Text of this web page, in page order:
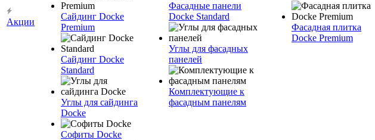
Акции
Сайдинг Docke
Premium
Сайдинг Docke
Standard
Углы для сайдинга
Docke
Софиты Docke
Фасадные панели
Docke Standard
Углы для фасадных
панелей
Комплектующие к
фасадным панелям
Фасадная плитка
Docke Premium